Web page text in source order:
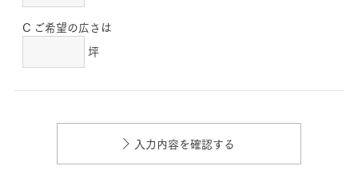
C ご希望の広さは
坪
入力内容を確認する